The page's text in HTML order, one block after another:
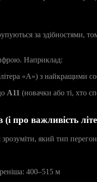
за здібностями,
Наприклад:
«A») з найкращими
A11 (новачки або ті, хто
про важливість
який тип
400–515 м